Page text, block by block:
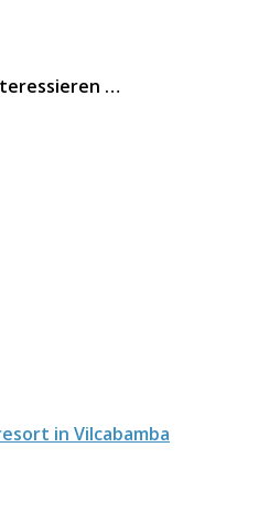
…
in Vilcabamba